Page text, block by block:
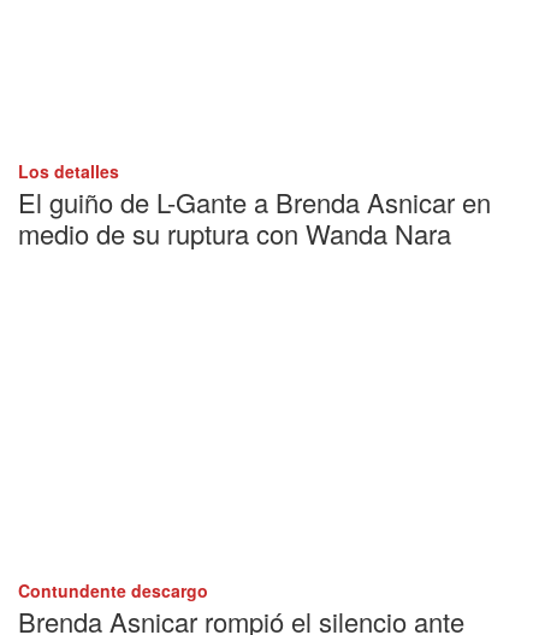
Los detalles
El guiño de L-Gante a Brenda Asnicar en
medio de su ruptura con Wanda Nara
Contundente descargo
Brenda Asnicar rompió el silencio ante